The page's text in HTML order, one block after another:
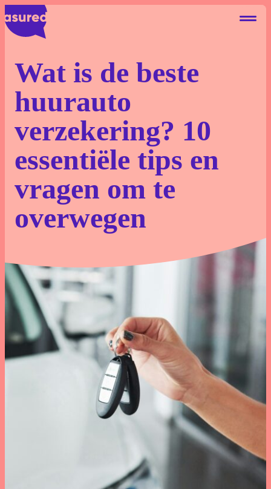
Autohuur Eigen Risico
Deelauto Eigen Risico
Camperhuur Eigen Risico
Over ons
Contact
Download documenten
Voorwaarden
Schade Melden
Veelgestelde vragen
Wat is de beste
huurauto
verzekering? 10
essentiële tips en
vragen om te
overwegen